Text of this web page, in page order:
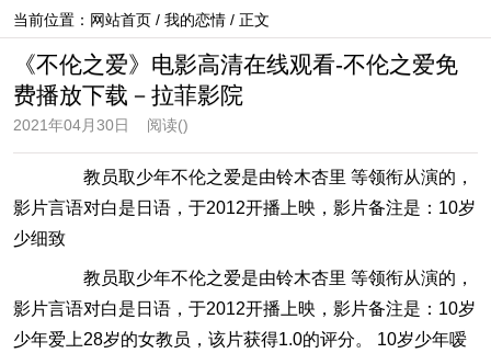
当前位置： 网站首页 / 我的恋情 / 正文
《不伦之爱》电影高清在线观看-不伦之爱免
费播放下载－拉菲影院
2021年04月30日 阅读()
教员取少年不伦之爱是由铃木杏里 等领衔从演的，
影片言语对白是日语，于2012开播上映，影片备注是：10岁
少细致
教员取少年不伦之爱是由铃木杏里 等领衔从演的，
影片言语对白是日语，于2012开播上映，影片备注是：10岁
少年爱上28岁的女教员，该片获得1.0的评分。 10岁少年嗳